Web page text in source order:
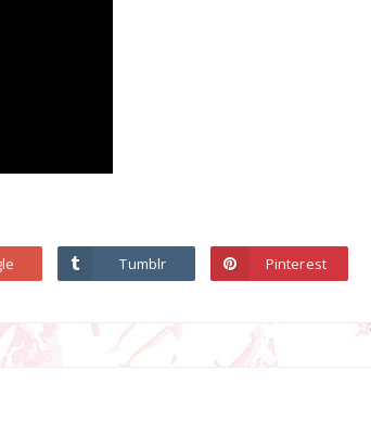
Tumblr Pinterest